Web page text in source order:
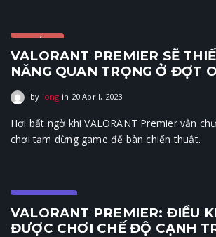
KHÁC
VALORANT PREMIER SẼ
NĂNG QUAN TRỌNG Ở ĐỢT
by long in 20 April, 2023
Hơi bất ngờ khi VALORANT Premier vẫn
chơi tạm dừng game để bàn chiến thuật.
E-Sports
VALORANT PREMIER: ĐIỀU
ĐƯỢC CHƠI CHẾ ĐỘ CẠNH